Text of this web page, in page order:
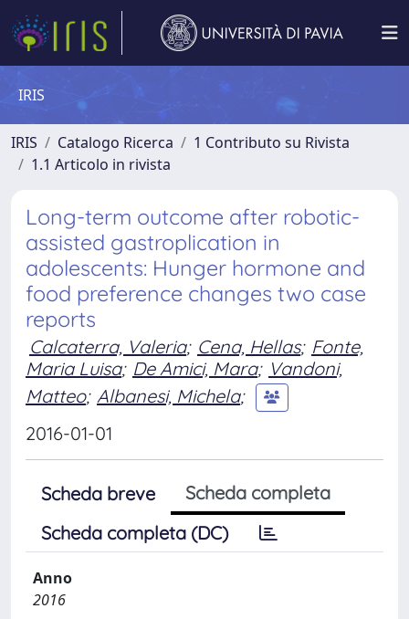
IRIS
IRIS Catalogo Ricerca
1 Contributo su Rivista
1.1 Articolo in rivista
Long-term outcome after robotic-
assisted gastroplication in
adolescents: Hunger hormone and
food preference changes two case
reports
Calcaterra, Valeria; Cena, Hellas; Fonte,
Maria Luisa; De Amici, Mara; Vandoni,
Matteo; Albanesi, Michela;
2016-01-01
Scheda breve
Scheda completa
Scheda completa (DC)
Anno
2016